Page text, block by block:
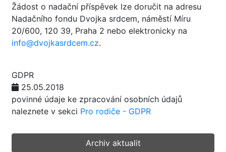
Žádost o nadační příspěvek lze doručit na adresu
Nadačního fondu Dvojka srdcem, náměstí Míru
20/600, 120 39, Praha 2 nebo elektronicky na
info@dvojkasrdcem.cz.
GDPR
25.05.2018
povinné údaje ke zpracování osobních údajů
naleznete v sekci Pro rodiče - GDPR
Archiv aktualit